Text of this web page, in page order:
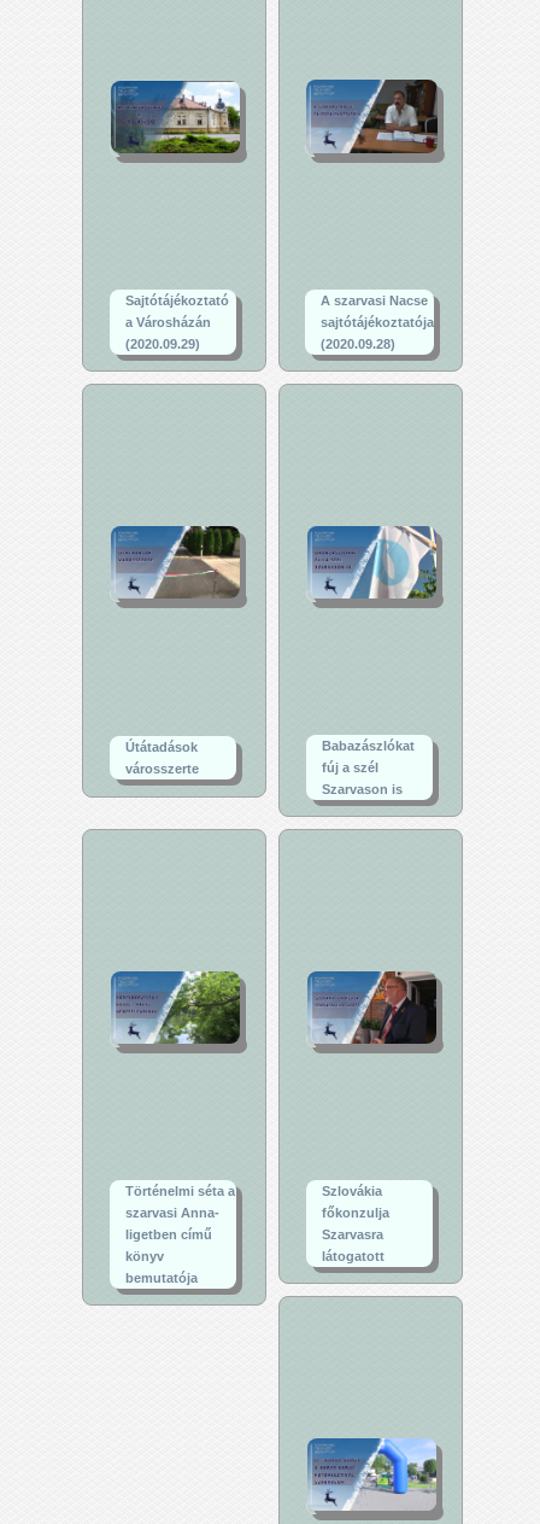
Sajtótájékoztató
a Városházán
(2020.09.29)
A szarvasi Nacse
sajtótájékoztatója
(2020.09.28)
Útátadások
városszerte
Babazászlókat
fúj a szél
Szarvason is
Történelmi séta a
szarvasi Anna-
ligetben című
könyv
bemutatója
Szlovákia
főkonzulja
Szarvasra
látogatott